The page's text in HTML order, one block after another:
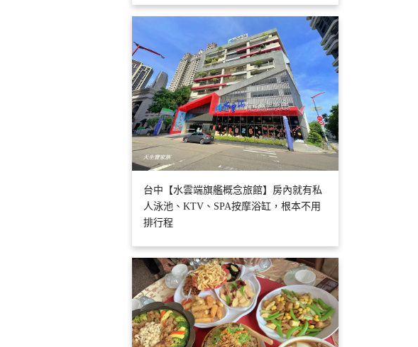
台中【水雲端旗艦概念旅館】房內就有私
人泳池、KTV、SPA按摩浴缸，根本不用
排行程